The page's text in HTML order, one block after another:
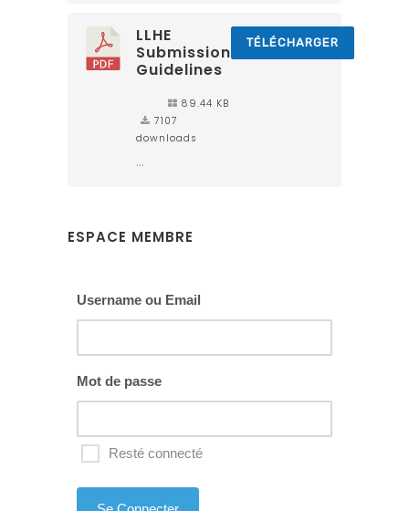
LLHE
Submission
Guidelines
89.44 KB
7107
downloads
...
TÉLÉCHARGER
ESPACE MEMBRE
Username ou Email
Mot de passe
Resté connecté